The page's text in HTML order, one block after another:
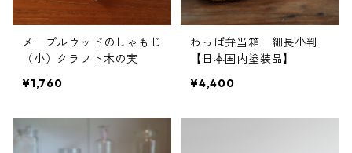
メープルウッドのしゃもじ
（小）クラフト木の実
¥1,760
わっぱ弁当箱 細長小判
【日本国内塗装品】
¥4,400